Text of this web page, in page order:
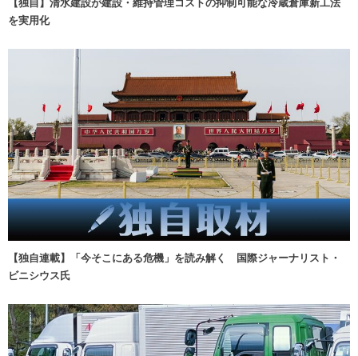
を実用化
【独自連載】「今そこにある危機」を読み解く 国際ジャーナリスト・
ビニシウス氏